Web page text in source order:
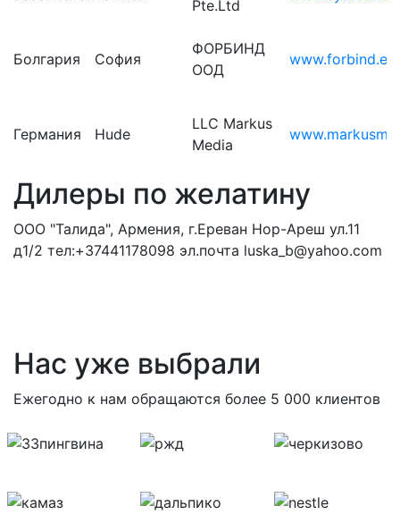
Pte.Ltd
Болгария София
ФОРБИНД
ООД
www.forbind.eu
Германия Hude
LLC Markus
Media
Дилеры по желатину
ООО "Талида", Армения, г.Ереван Нор-Ареш ул.11
д1/2 тел:+37441178098 эл.почта luska_b@yahoo.com
Нас уже выбрали
Ежегодно к нам обращаются более 5 000 клиентов